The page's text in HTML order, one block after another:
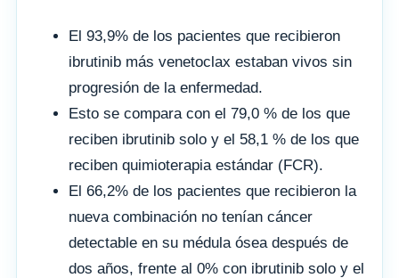
El 93,9% de los pacientes que recibieron
ibrutinib más venetoclax estaban vivos sin
progresión de la enfermedad.
Esto se compara con el 79,0 % de los que
reciben ibrutinib solo y el 58,1 % de los que
reciben quimioterapia estándar (FCR).
El 66,2% de los pacientes que recibieron la
nueva combinación no tenían cáncer
detectable en su médula ósea después de
dos años, frente al 0% con ibrutinib solo y el